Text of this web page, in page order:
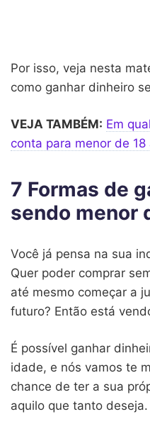
Por isso, veja nesta
como ganhar dinheiro
VEJA TAMBÉM: Em
conta para menor de 18
7 Formas de
sendo menor
Você já pensa na sua
Quer poder comprar
até mesmo começar a
futuro? Então está
É possível ganhar
idade, e nós vamos te
chance de ter a sua
aquilo que tanto